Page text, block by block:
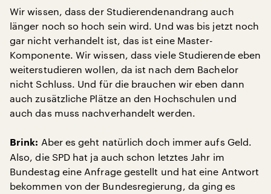
Wir wissen, dass der Studierendenandrang auch
länger noch so hoch sein wird. Und was bis jetzt noch
gar nicht verhandelt ist, das ist eine Master-
Komponente. Wir wissen, dass viele Studierende eben
weiterstudieren wollen, da ist nach dem Bachelor
nicht Schluss. Und für die brauchen wir eben dann
auch zusätzliche Plätze an den Hochschulen und
auch das muss nachverhandelt werden.
Brink: Aber es geht natürlich doch immer aufs Geld.
Also, die SPD hat ja auch schon letztes Jahr im
Bundestag eine Anfrage gestellt und hat eine Antwort
bekommen von der Bundesregierung, da ging es